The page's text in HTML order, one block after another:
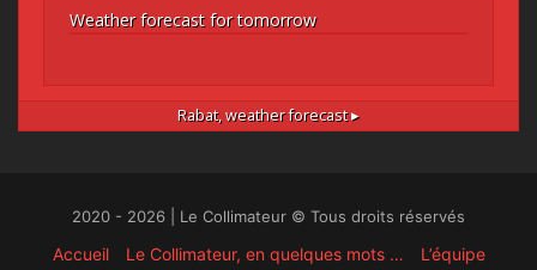
Weather forecast for tomorrow
Rabat,weather forecast ▸
2020 - 2026 | Le Collimateur © Tous droits réservés
Accueil Le Collimateur, en quelques mots … L’équipe